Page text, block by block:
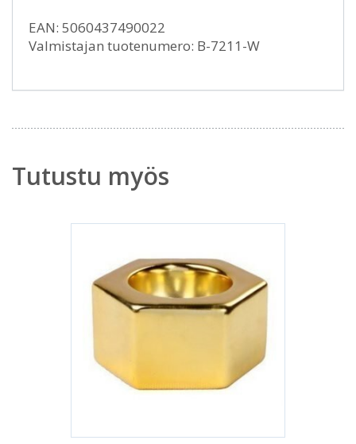
EAN: 5060437490022
Valmistajan tuotenumero: B-7211-W
Tutustu myös